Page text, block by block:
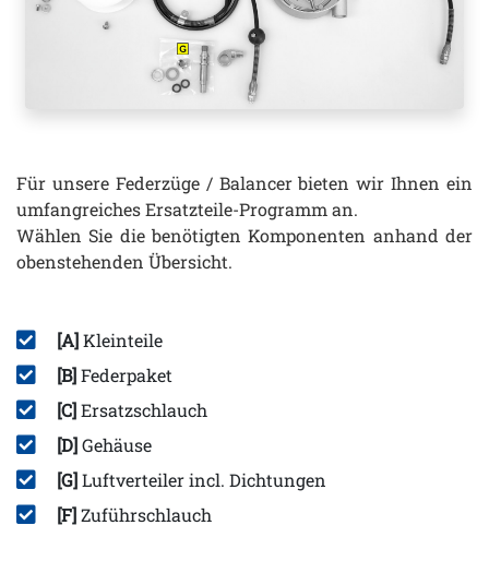
Für unsere Federzüge / Balancer bieten wir Ihnen ein
umfangreiches Ersatzteile-Programm an.
Wählen Sie die benötigten Komponenten anhand der
obenstehenden Übersicht.
[A]Kleinteile
[B]Federpaket
[C]Ersatzschlauch
[D]Gehäuse
[G]Luftverteiler incl. Dichtungen
[F]Zuführschlauch